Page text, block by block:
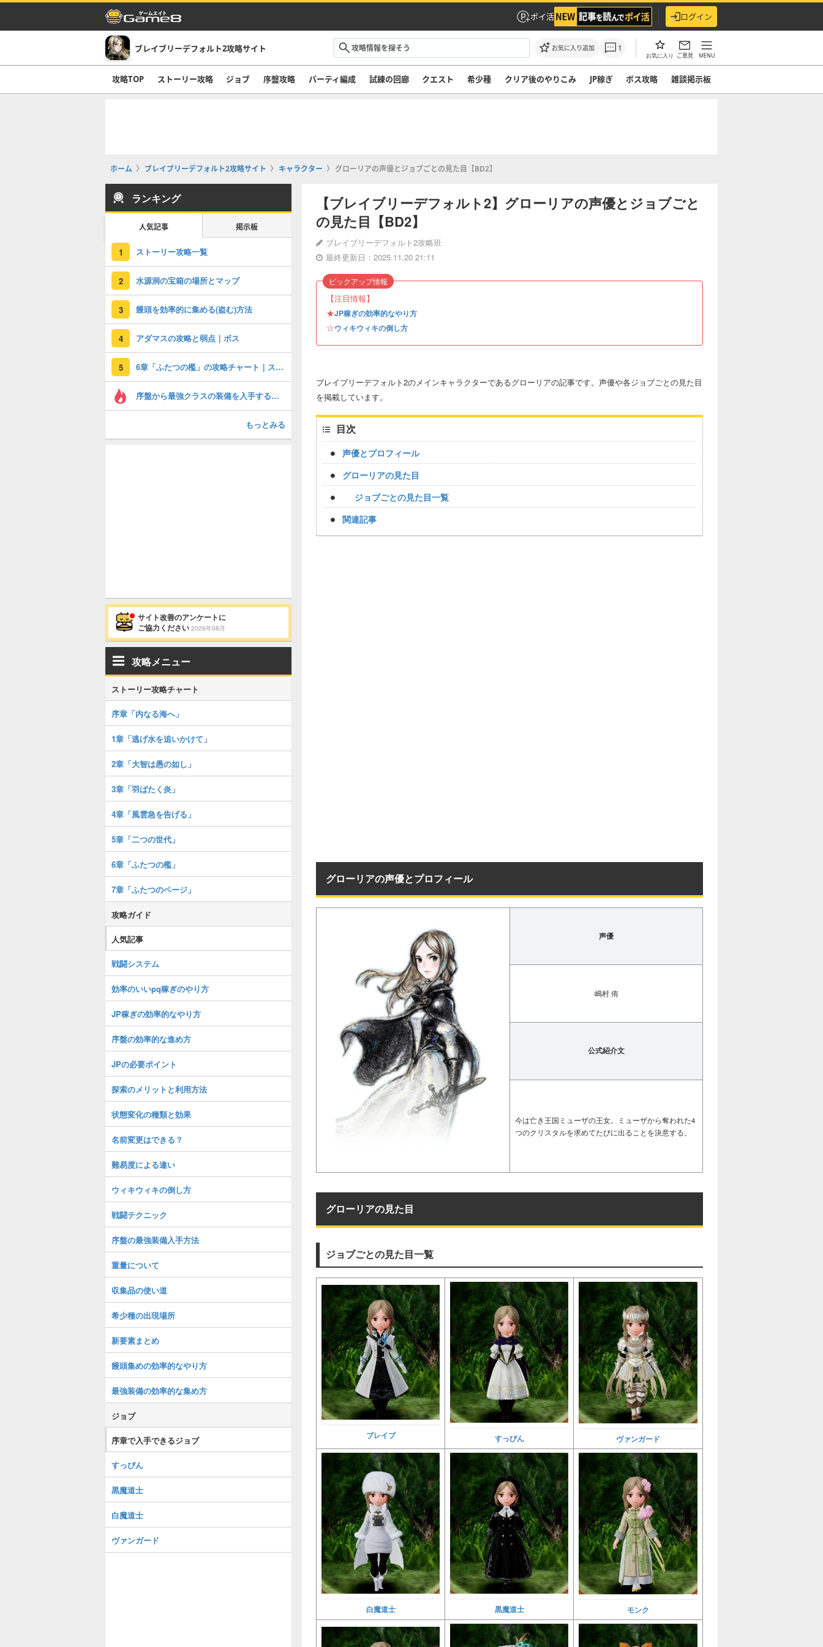
ポイ活 ログイン
ブレイブリーデフォルト2攻略サイト お気に入り追加 1
お気に入り ご意見 MENU
攻略TOP ストーリー攻略 ジョブ 序盤攻略 パーティ編成 試練の回廊 クエスト 希少種 クリア後のやりこみ JP稼ぎ ボス攻略 雑談掲示板
ホーム ブレイブリーデフォルト2攻略サイト キャラクター グローリアの声優とジョブごとの見た目【BD2】
【ブレイブリーデフォルト2】グローリアの声優とジョブごと
の見た目【BD2】
ブレイブリーデフォルト2攻略班
最終更新日：2025.11.20 21:11
【注目情報】
★JP稼ぎの効率的なやり方
☆ウィキウィキの倒し方
ピックアップ情報
ブレイブリーデフォルト2のメインキャラクターであるグローリアの記事です。声優や各ジョブごとの見た目
を掲載しています。
目次
声優とプロフィール
グローリアの見た目
ジョブごとの見た目一覧
関連記事
グローリアの声優とプロフィール
声優
嶋村 侑
公式紹介文
今は亡き王国ミューザの王女。ミューザから奪われた4
つのクリスタルを求めてたびに出ることを決意する。
グローリアの見た目
ジョブごとの見た目一覧
ブレイブ すっぴん ヴァンガード
白魔道士 黒魔道士 モンク
ランキング
人気記事 掲示板
1 ストーリー攻略一覧
2 水源洞の宝箱の場所とマップ
3 饅頭を効率的に集める(盗む)方法
4 アダマスの攻略と弱点｜ボス
5 6章「ふたつの檻」の攻略チャート｜ストーリー
序盤から最強クラスの装備を入手する方法
もっとみる
サイト改善のアンケートに
ご協力ください 2026年08月
攻略メニュー
ストーリー攻略チャート
序章「内なる海へ」
1章「逃げ水を追いかけて」
2章「大智は愚の如し」
3章「羽ばたく炎」
4章「風雲急を告げる」
5章「二つの世代」
6章「ふたつの檻」
7章「ふたつのページ」
攻略ガイド
人気記事
戦闘システム
効率のいいpq稼ぎのやり方
JP稼ぎの効率的なやり方
序盤の効率的な進め方
JPの必要ポイント
探索のメリットと利用方法
状態変化の種類と効果
名前変更はできる？
難易度による違い
ウィキウィキの倒し方
戦闘テクニック
序盤の最強装備入手方法
重量について
収集品の使い道
希少種の出現場所
新要素まとめ
饅頭集めの効率的なやり方
最強装備の効率的な集め方
ジョブ
序章で入手できるジョブ
すっぴん
黒魔道士
白魔道士
ヴァンガード